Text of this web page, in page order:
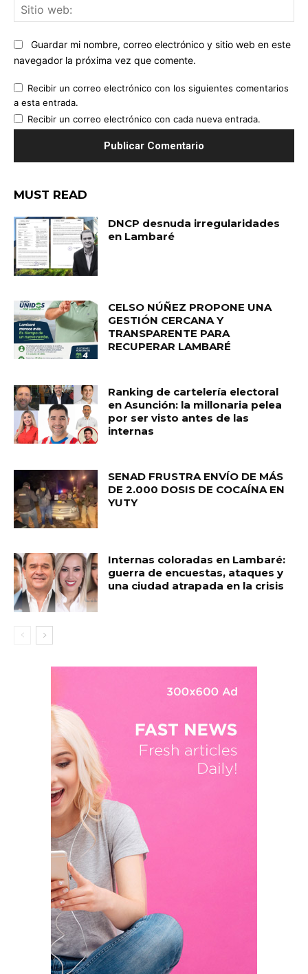
Guardar mi nombre, correo electrónico y sitio web en este
navegador la próxima vez que comente.
Recibir un correo electrónico con los siguientes comentarios
a esta entrada.
Recibir un correo electrónico con cada nueva entrada.
MUST READ
DNCP desnuda irregularidades
en Lambaré
CELSO NÚÑEZ PROPONE UNA
GESTIÓN CERCANA Y
TRANSPARENTE PARA
RECUPERAR LAMBARÉ
Ranking de cartelería electoral
en Asunción: la millonaria pelea
por ser visto antes de las
internas
SENAD FRUSTRA ENVÍO DE MÁS
DE 2.000 DOSIS DE COCAÍNA EN
YUTY
Internas coloradas en Lambaré:
guerra de encuestas, ataques y
una ciudad atrapada en la crisis